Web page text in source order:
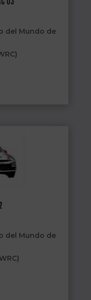
del Mundo de
del Mundo de